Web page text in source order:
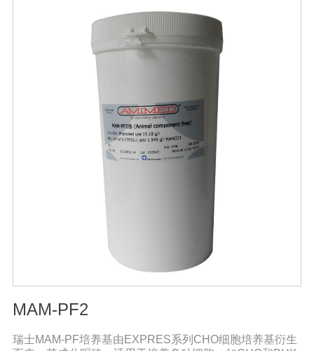
和国兽药典》2020版质量标准。规格：250ml/瓶保
存：-15℃―-20℃有效期：5年注意事项：1、解冻：采用
逐步解冻法（ -20℃→2-8℃→ 室温），可减少沉淀的产生
使血清质量不会受到影响。2、在 0℃ ~ 4℃状态下存放过
久会影响促细胞生长效果。
MAM-PF2
瑞士MAM-PF培养基由EXPRES系列CHO细胞培养基衍生